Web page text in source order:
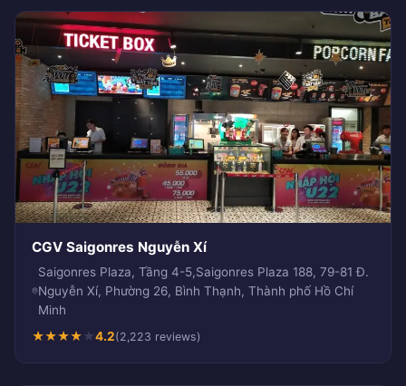
CGV Saigonres Nguyễn Xí
Saigonres Plaza, Tầng 4-5,Saigonres Plaza 188, 79-81 Đ.
Nguyễn Xí, Phường 26, Bình Thạnh, Thành phố Hồ Chí
Minh
★★★★★4.2(2,223 reviews)